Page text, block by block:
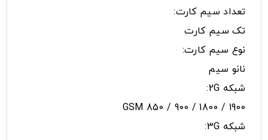
تعداد سیم کارت:
تک سیم کارت
نوع سیم کارت:
نانو سیم
شبکه 2G:
GSM 850 / 900 / 1800 / 1900
شبکه 3G: